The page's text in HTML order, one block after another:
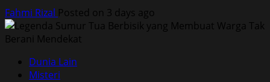
Fahmi Rizal Posted on 3 days ago
Dunia Lain
Misteri